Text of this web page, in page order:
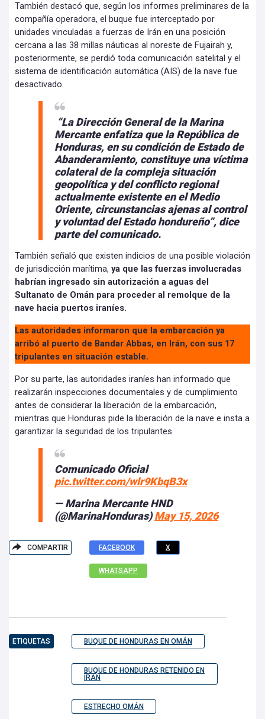
También destacó que, según los informes preliminares de la
compañía operadora, el buque fue interceptado por
unidades vinculadas a fuerzas de Irán en una posición
cercana a las 38 millas náuticas al noreste de Fujairah y,
posteriormente, se perdió toda comunicación satelital y el
sistema de identificación automática (AIS) de la nave fue
desactivado.
“La Dirección General de la Marina
Mercante enfatiza que la República de
Honduras, en su condición de Estado de
Abanderamiento, constituye una víctima
colateral de la compleja situación
geopolítica y del conflicto regional
actualmente existente en el Medio
Oriente, circunstancias ajenas al control
y voluntad del Estado hondureño”, dice
parte del comunicado.
También señaló que existen indicios de una posible violación
de jurisdicción marítima, ya que las fuerzas involucradas
habrían ingresado sin autorización a aguas del
Sultanato de Omán para proceder al remolque de la
nave hacia puertos iraníes.
Las autoridades informaron que la embarcación ya
arribó al puerto de Bandar Abbas, en Irán, con sus 17
tripulantes en situación estable.
Por su parte, las autoridades iraníes han informado que
realizarán inspecciones documentales y de cumplimiento
antes de considerar la liberación de la embarcación,
mientras que Honduras pide la liberación de la nave e insta a
garantizar la seguridad de los tripulantes.
Comunicado Oficial
pic.twitter.com/wlr9KbqB3x
— Marina Mercante HND
(@MarinaHonduras)May 15, 2026
COMPARTIR FACEBOOK X
WHATSAPP
ETIQUETAS BUQUE DE HONDURAS EN OMÁN
BUQUE DE HONDURAS RETENIDO EN
IRÁN
ESTRECHO OMÁN